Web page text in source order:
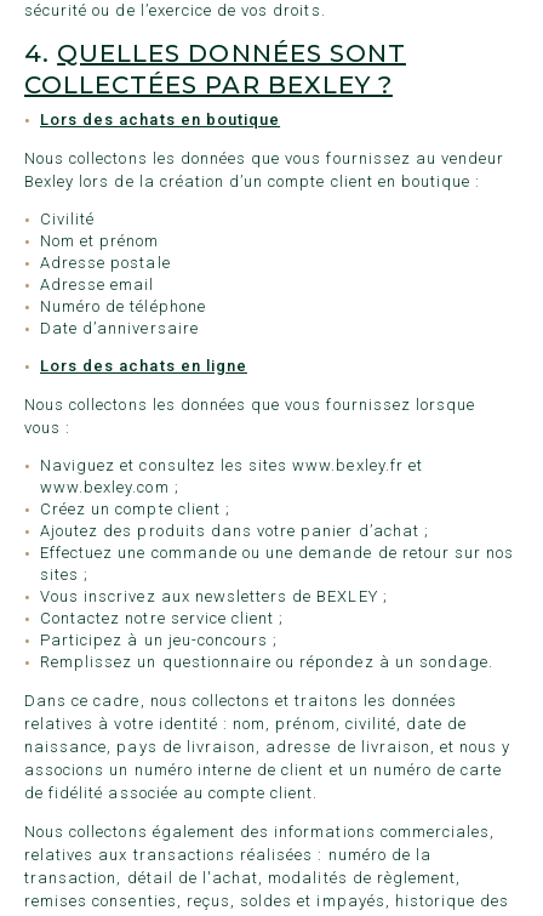
sécurité ou de l’exercice de vos droits.
4. QUELLES DONNÉES SONT
COLLECTÉES PAR BEXLEY ?
Lors des achats en boutique
Nous collectons les données que vous fournissez au vendeur
Bexley lors de la création d’un compte client en boutique :
Civilité
Nom et prénom
Adresse postale
Adresse email
Numéro de téléphone
Date d’anniversaire
Lors des achats en ligne
Nous collectons les données que vous fournissez lorsque
vous :
Naviguez et consultez les siteswww.bexley.fr et
www.bexley.com ;
Créez un compte client ;
Ajoutez des produits dans votre panier d’achat ;
Effectuez une commande ou une demande de retour sur nos
sites ;
Vous inscrivez aux newsletters de BEXLEY ;
Contactez notre service client ;
Participez à un jeu-concours ;
Remplissez un questionnaire ou répondez à un sondage.
Dans ce cadre, nous collectons et traitons les données
relatives à votre identité : nom, prénom, civilité, date de
naissance, pays de livraison, adresse de livraison, et nous y
associons un numéro interne de client et un numéro de carte
de fidélité associée au compte client.
Nous collectons également des informations commerciales,
relatives aux transactions réalisées : numéro de la
transaction, détail de l'achat, modalités de règlement,
remises consenties, reçus, soldes et impayés, historique des